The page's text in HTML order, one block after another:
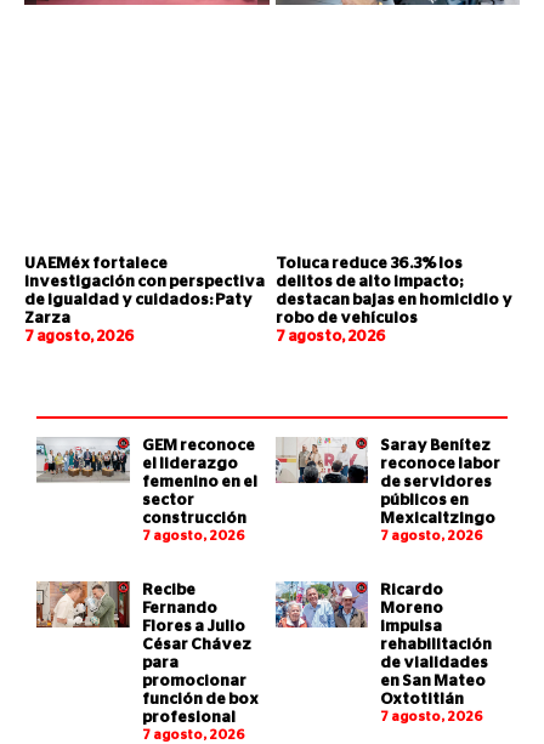
UAEMéx fortalece
investigación con perspectiva
de igualdad y cuidados: Paty
Zarza
7 agosto, 2026
Toluca reduce 36.3% los
delitos de alto impacto;
destacan bajas en homicidio y
robo de vehículos
7 agosto, 2026
GEM reconoce
el liderazgo
femenino en el
sector
construcción
7 agosto, 2026
Saray Benítez
reconoce labor
de servidores
públicos en
Mexicaltzingo
7 agosto, 2026
Recibe
Fernando
Flores a Julio
César Chávez
para
promocionar
función de box
profesional
7 agosto, 2026
Ricardo
Moreno
impulsa
rehabilitación
de vialidades
en San Mateo
Oxtotitlán
7 agosto, 2026